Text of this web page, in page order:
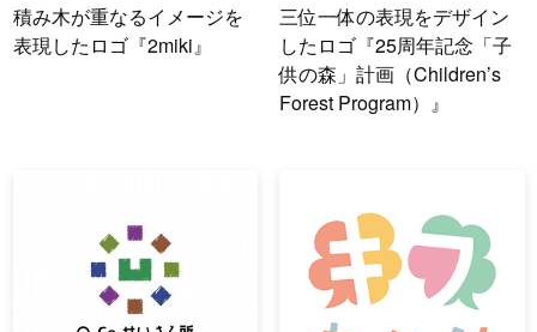
積み木が重なるイメージを
表現したロゴ『2miki』
三位一体の表現をデザイン
したロゴ『25周年記念「子
供の森」計画（Children’s
Forest Program）』